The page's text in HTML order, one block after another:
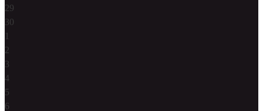
29
30
1
2
3
4
5
6